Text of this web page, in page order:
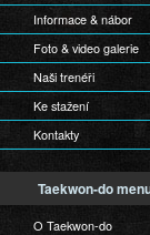
Informace & nábor
Foto & video galerie
Naši trenéři
Ke stažení
Kontakty
Taekwon-do
O Taekwon-do